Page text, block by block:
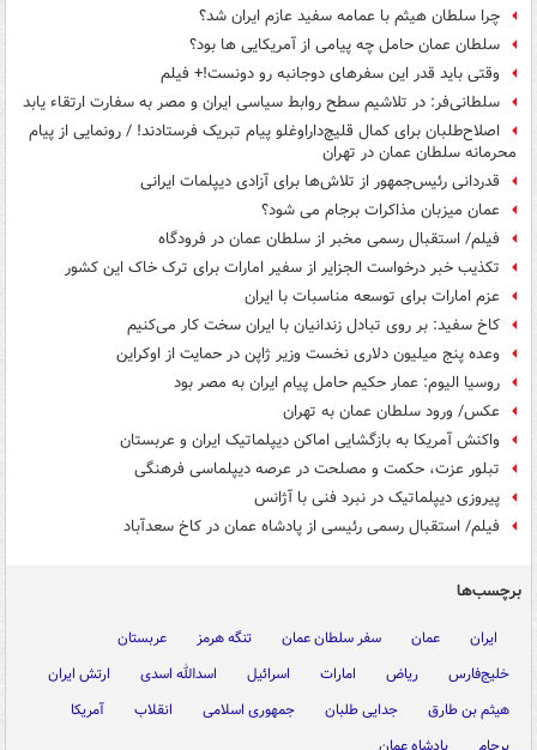
چرا سلطان هیثم با عمامه‌ سفید عازم ایران شد؟
سلطان عمان حامل چه پیامی از آمریکایی ها بود؟
وقتی باید قدر این سفرهای دوجانبه رو دونست!+ فیلم
سلطانی‌فر: در تلاشیم سطح روابط سیاسی ایران و مصر به سفارت ارتقاء یابد
اصلاح‌طلبان برای کمال قلیچ‌داراوغلو پیام تبریک فرستادند! / رونمایی از پیام
محرمانه سلطان عمان در تهران
قدردانی رئیس‌جمهور از تلاش‌ها برای آزادی دیپلمات ایرانی
عمان میزبان مذاکرات برجام می شود؟
فیلم/ استقبال رسمی مخبر از سلطان عمان در فرودگاه
تکذیب خبر درخواست الجزایر از سفیر امارات برای ترک خاک این کشور
عزم امارات برای توسعه مناسبات با ایران
کاخ سفید: بر روی تبادل زندانیان با ایران سخت کار می‌کنیم
وعده پنج میلیون دلاری نخست وزیر ژاپن در حمایت از اوکراین
روسیا الیوم: عمار حکیم حامل پیام‌ ایران به مصر بود
عکس/ ورود سلطان عمان به تهران
واکنش آمریکا به بازگشایی اماکن دیپلماتیک ایران و عربستان
تبلور عزت، حکمت و مصلحت در عرصه دیپلماسی فرهنگی
پیروزی دیپلماتیک در نبرد فنی با آژانس
فیلم/ استقبال رسمی رئیسی از پادشاه عمان در کاخ سعدآباد
برچسب‌ها
ایران عمان سفر سلطان عمان تنگه هرمز
عربستان
خلیج‌فارس
ریاض امارات اسرائیل اسدالله اسدی
ارتش ایران
هیثم بن طارق
جدایی طلبان جمهوری اسلامی انقلاب
آمریکا
برجام
پادشاه عمان